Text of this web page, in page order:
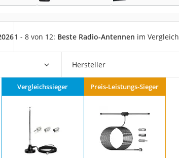
Gaming-Headset
Tablets unter 200 Euro
Lichtwecker
Acer Aspire
1 - 8 von 12: Beste Radio-Antennen im Vergleich
Hersteller
Vergleichssieger Preis-Leistungs-Sieger